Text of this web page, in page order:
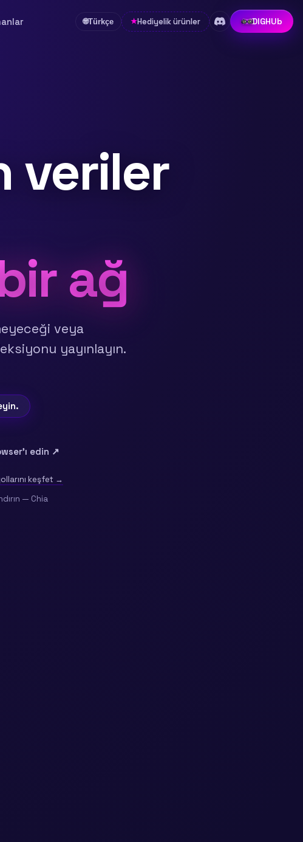
🌐Türkçe ★Hediyelik ürünler DIGHUb
veriler
ağ
veya
yayınlayın.
edin ↗
keşfet →
— Chia